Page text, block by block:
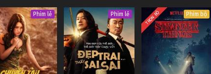
Phim lẻ Phim lẻ TRỌN BỘ Phim bộ